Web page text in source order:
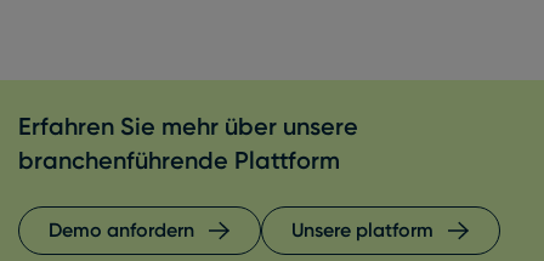
Erfahren Sie mehr über unsere
branchenführende Plattform
Demo anfordern Unsere platform